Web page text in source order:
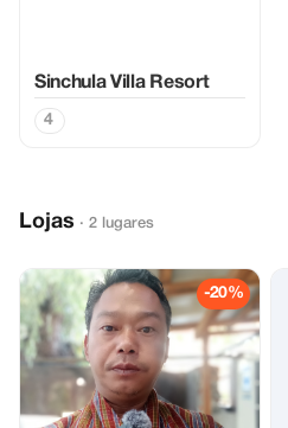
Sinchula Villa Resort
4
Lojas · 2 lugares
-20%